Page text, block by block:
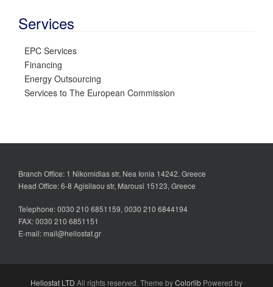
Services
EPC Services
Financing
Energy Outsourcing
Services to The European Commission
Branch Office: 1 Nikomidias str, Nea Ionia 14242. Greece
Head Office: 6-8 Agisilaou str, Marousi 15123, Greece
Telephone: 0030 210 6851159, 0030 210 6844194
FAX: 0030 210 6851151
E-mail: mail@heliostat.gr
Heliostat LTD All rights reserved. Theme byColorlib Powered by